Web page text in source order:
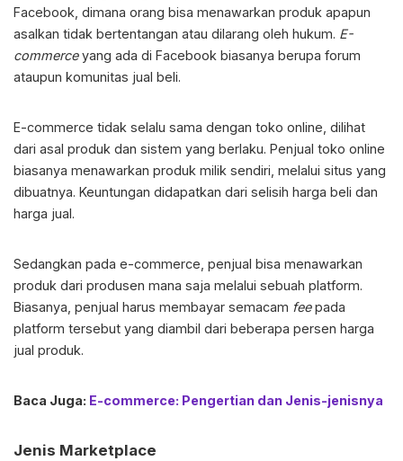
Facebook, dimana orang bisa menawarkan produk apapun
asalkan tidak bertentangan atau dilarang oleh hukum. E-
commerceyang ada di Facebook biasanya berupa forum
ataupun komunitas jual beli.
E-commerce tidak selalu sama dengan toko online, dilihat
dari asal produk dan sistem yang berlaku. Penjual toko online
biasanya menawarkan produk milik sendiri, melalui situs yang
dibuatnya. Keuntungan didapatkan dari selisih harga beli dan
harga jual.
Sedangkan pada e-commerce, penjual bisa menawarkan
produk dari produsen mana saja melalui sebuah platform.
Biasanya, penjual harus membayar semacam feepada
platform tersebut yang diambil dari beberapa persen harga
jual produk.
Baca Juga: E-commerce: Pengertian dan Jenis-jenisnya
Jenis Marketplace